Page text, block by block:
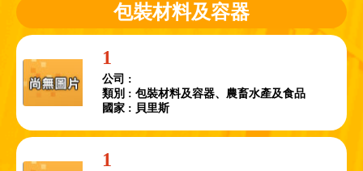
包裝材料及容器
1
公司 :
類別 : 包裝材料及容器、農畜水產及食品
國家 : 貝里斯
1